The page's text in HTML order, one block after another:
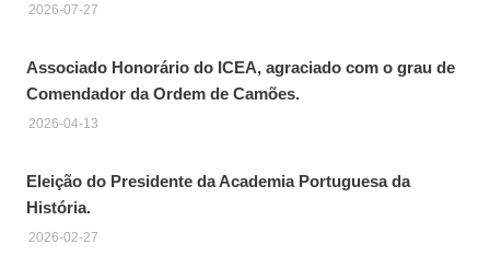
2026-07-27
Associado Honorário do ICEA, agraciado com o grau de
Comendador da Ordem de Camões.
2026-04-13
Eleição do Presidente da Academia Portuguesa da
História.
2026-02-27